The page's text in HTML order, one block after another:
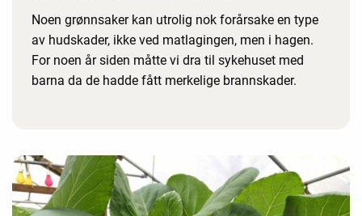
Noen grønnsaker kan utrolig nok forårsake en type
av hudskader, ikke ved matlagingen, men i hagen.
For noen år siden måtte vi dra til sykehuset med
barna da de hadde fått merkelige brannskader.